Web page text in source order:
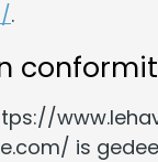
.
is